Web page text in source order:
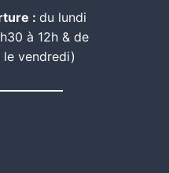
: du lundi
à 12h & de
le vendredi)